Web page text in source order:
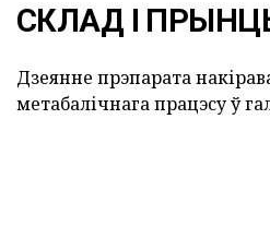
СКЛАД І
Дзеянне прэпарата
метабалічнага працэсу ў